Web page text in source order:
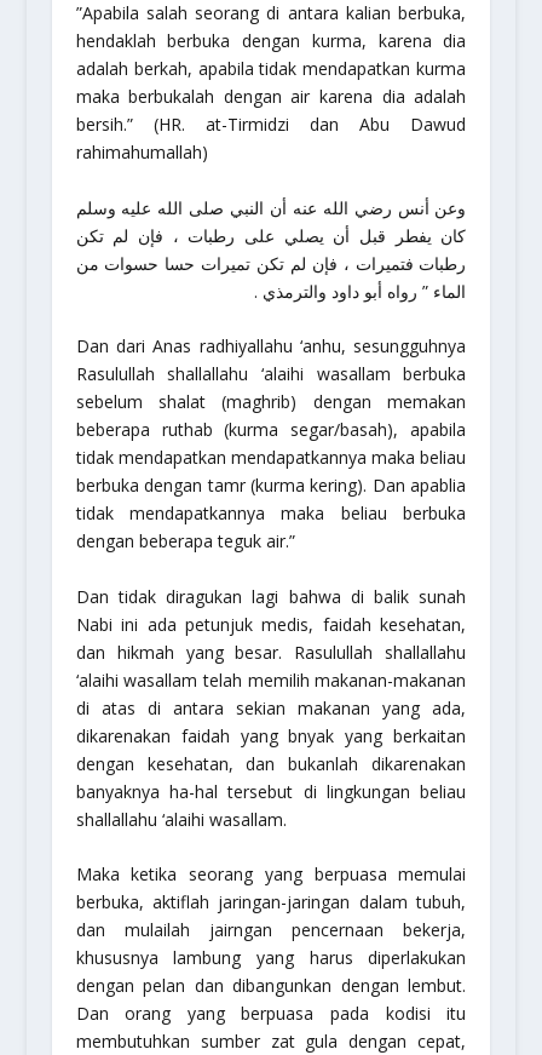
”Apabila salah seorang di antara kalian berbuka,
hendaklah berbuka dengan kurma, karena dia
adalah berkah, apabila tidak mendapatkan kurma
maka berbukalah dengan air karena dia adalah
bersih.” (HR. at-Tirmidzi dan Abu Dawud
rahimahumallah)
وعن أنس رضي الله عنه أن النبي صلى الله عليه وسلم
كان يفطر قبل أن يصلي على رطبات ، فإن لم تكن
رطبات فتميرات ، فإن لم تكن تميرات حسا حسوات من
الماء ” رواه أبو داود والترمذي .
Dan dari Anas radhiyallahu ‘anhu, sesungguhnya
Rasulullah shallallahu ‘alaihi wasallam berbuka
sebelum shalat (maghrib) dengan memakan
beberapa ruthab (kurma segar/basah), apabila
tidak mendapatkan mendapatkannya maka beliau
berbuka dengantamr(kurma kering). Dan apablia
tidak mendapatkannya maka beliau berbuka
dengan beberapa teguk air.”
Dan tidak diragukan lagi bahwa di balik sunah
Nabi ini ada petunjuk medis, faidah kesehatan,
dan hikmah yang besar. Rasulullah shallallahu
‘alaihi wasallam telah memilih makanan-makanan
di atas di antara sekian makanan yang ada,
dikarenakan faidah yang bnyak yang berkaitan
dengan kesehatan, dan bukanlah dikarenakan
banyaknya ha-hal tersebut di lingkungan beliau
shallallahu ‘alaihi wasallam.
Maka ketika seorang yang berpuasa memulai
berbuka, aktiflah jaringan-jaringan dalam tubuh,
dan mulailah jairngan pencernaan bekerja,
khususnya lambung yang harus diperlakukan
dengan pelan dan dibangunkan dengan lembut.
Dan orang yang berpuasa pada kodisi itu
membutuhkan sumber zat gula dengan cepat,